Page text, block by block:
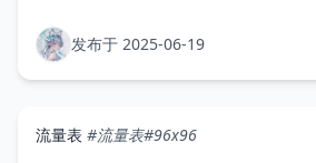
中间9颗料、0V需要飞线到底座任意A
发布于 2025-06-19
流量表 #流量表#96x96